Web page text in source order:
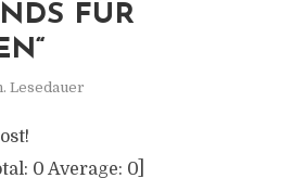
FÜR
Lesedauer
0 Average: 0]